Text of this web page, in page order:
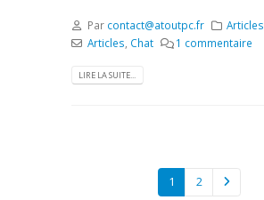
Par contact@atoutpc.fr Articles
Articles Chat 1 commentaire
LIRE LA SUITE...
1 2